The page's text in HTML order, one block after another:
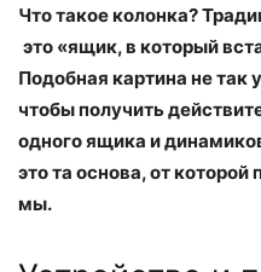
Что такое колонка?
это «ящик, в который
Подобная картина не так
чтобы получить
одного ящика и
это та основа, от
мы.